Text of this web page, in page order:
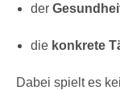
der
die konkrete
Dabei spielt es